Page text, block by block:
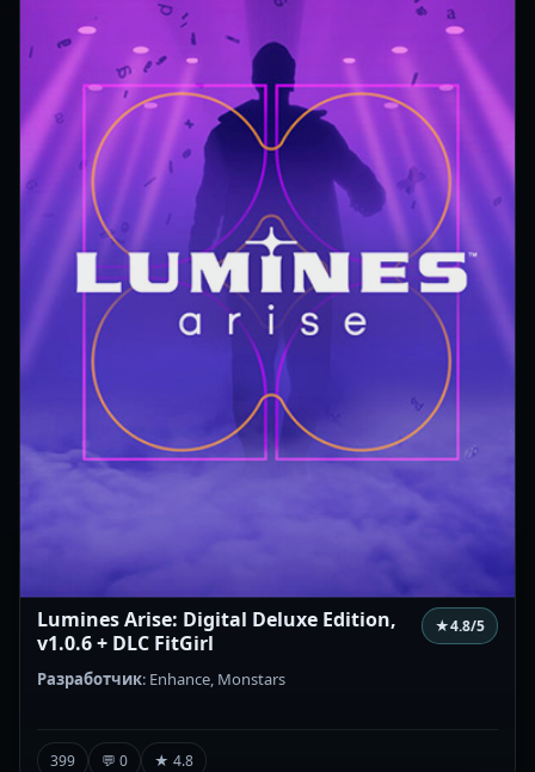
Lumines Arise: Digital Deluxe Edition,
v1.0.6 + DLC FitGirl
★4.8/5
Разработчик: Enhance, Monstars
399 💬 0 ★ 4.8